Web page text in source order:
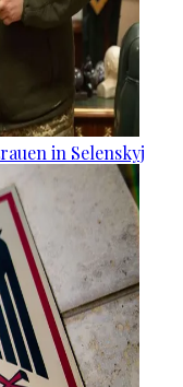
in Selenskyj